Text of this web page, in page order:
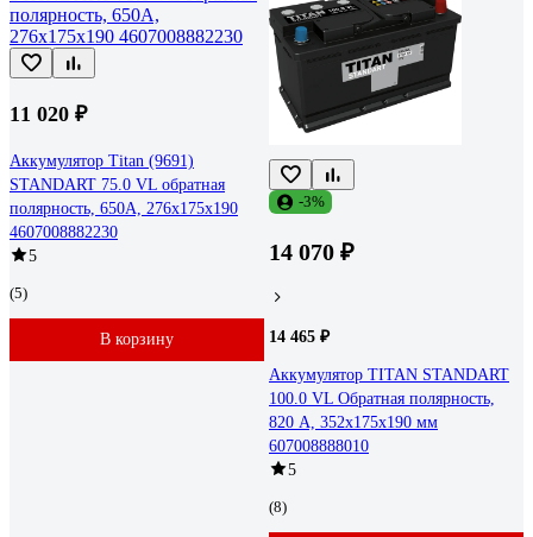
11 020 ₽
Аккумулятор Titan (9691)
STANDART 75.0 VL обратная
полярность, 650А, 276x175x190
4607008882230
5
(5)
В корзину
-3%
14 070 ₽
14 465 ₽
Аккумулятор TITAN STANDART
100.0 VL Обратная полярность,
820 А, 352x175x190 мм
607008888010
5
(8)